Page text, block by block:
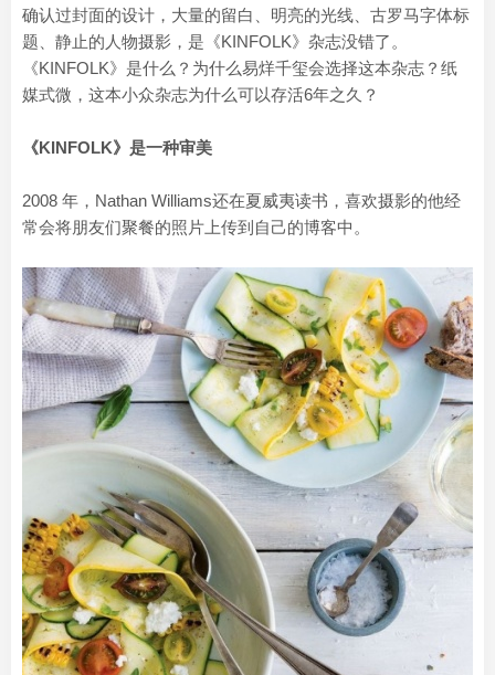
确认过封面的设计，大量的留白、明亮的光线、古罗马字体标
题、静止的人物摄影，是《KINFOLK》杂志没错了。
《KINFOLK》是什么？为什么易烊千玺会选择这本杂志？纸
媒式微，这本小众杂志为什么可以存活6年之久？
《KINFOLK》是一种审美
2008 年，Nathan Williams还在夏威夷读书，喜欢摄影的他经
常会将朋友们聚餐的照片上传到自己的博客中。